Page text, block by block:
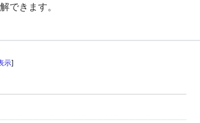
できます。
示]